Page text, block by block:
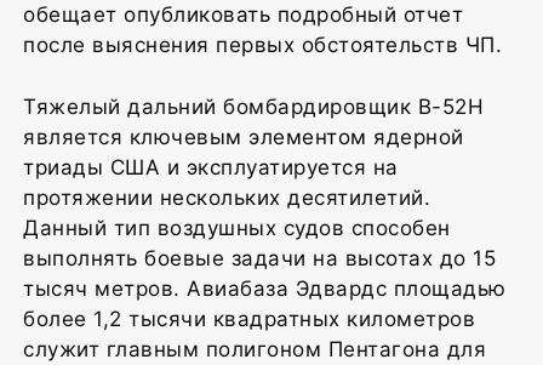
обещает опубликовать подробный отчет
после выяснения первых обстоятельств ЧП.
Тяжелый дальний бомбардировщик B-52H
является ключевым элементом ядерной
триады США и эксплуатируется на
протяжении нескольких десятилетий.
Данный тип воздушных судов способен
выполнять боевые задачи на высотах до 15
тысяч метров. Авиабаза Эдвардс площадью
более 1,2 тысячи квадратных километров
служит главным полигоном Пентагона для